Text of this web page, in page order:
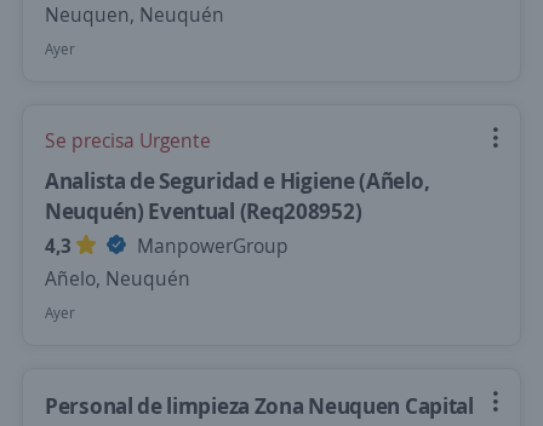
Neuquen, Neuquén
Ayer
Se precisa Urgente
Analista de Seguridad e Higiene (Añelo,
Neuquén) Eventual (Req208952)
4,3
ManpowerGroup
Añelo, Neuquén
Ayer
Personal de limpieza Zona Neuquen Capital